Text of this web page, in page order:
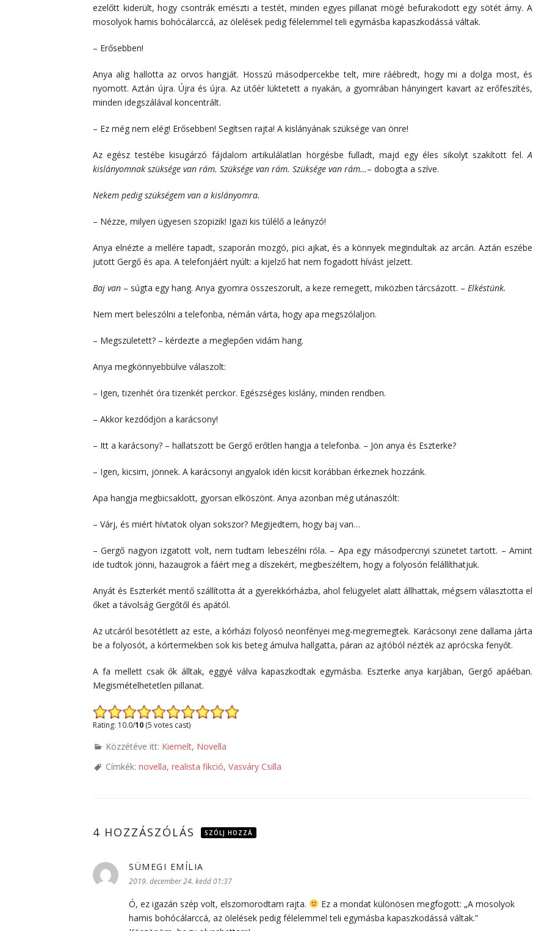
ezelőtt kiderült, hogy csontrák emészti a testét, minden egyes pillanat mögé befurakodott egy sötét árny. A
mosolyok hamis bohócálarccá, az ölelések pedig félelemmel teli egymásba kapaszkodássá váltak.
– Erősebben!
Anya alig hallotta az orvos hangját. Hosszú másodpercekbe telt, mire ráébredt, hogy mi a dolga most, és
nyomott. Aztán újra. Újra és újra. Az ütőér lüktetett a nyakán, a gyomrában hányingert kavart az erőfeszítés,
minden idegszálával koncentrált.
– Ez még nem elég! Erősebben! Segítsen rajta! A kislányának szüksége van önre!
Az egész testébe kisugárzó fájdalom artikulálatlan hörgésbe fulladt, majd egy éles sikolyt szakított fel.A
kislányomnak szüksége van rám. Szüksége van rám. Szüksége van rám…– dobogta a szíve.
Nekem pedig szükségem van a kislányomra.
– Nézze, milyen ügyesen szopizik! Igazi kis túlélő a leányzó!
Anya elnézte a mellére tapadt, szaporán mozgó, pici ajkat, és a könnyek megindultak az arcán. Aztán eszébe
jutott Gergő és apa. A telefonjáért nyúlt: a kijelző hat nem fogadott hívást jelzett.
Baj van – súgta egy hang. Anya gyomra összeszorult, a keze remegett, miközben tárcsázott. – Elkéstünk.
Nem mert beleszólni a telefonba, némán várta, hogy apa megszólaljon.
– Megszületett? – kérdezte a meglepően vidám hang.
Anya megkönnyebbülve válaszolt:
– Igen, tizenhét óra tizenkét perckor. Egészséges kislány, minden rendben.
– Akkor kezdődjön a karácsony!
– Itt a karácsony? – hallatszott be Gergő erőtlen hangja a telefonba. – Jön anya és Eszterke?
– Igen, kicsim, jönnek. A karácsonyi angyalok idén kicsit korábban érkeznek hozzánk.
Apa hangja megbicsaklott, gyorsan elköszönt. Anya azonban még utánaszólt:
– Várj, és miért hívtatok olyan sokszor? Megijedtem, hogy baj van…
– Gergő nagyon izgatott volt, nem tudtam lebeszélni róla. – Apa egy másodpercnyi szünetet tartott. – Amint
ide tudtok jönni, hazaugrok a fáért meg a díszekért, megbeszéltem, hogy a folyosón felállíthatjuk.
Anyát és Eszterkét mentő szállította át a gyerekkórházba, ahol felügyelet alatt állhattak, mégsem választotta el
őket a távolság Gergőtől és apától.
Az utcáról besötétlett az este, a kórházi folyosó neonfényei meg-megremegtek. Karácsonyi zene dallama járta
be a folyosót, a kórtermekben sok kis beteg ámulva hallgatta, páran az ajtóból nézték az aprócska fenyőt.
A fa mellett csak ők álltak, eggyé válva kapaszkodtak egymásba. Eszterke anya karjában, Gergő apáéban.
Megismételhetetlen pillanat.
Rating: 10.0/10 (5 votes cast)
Közzétéve itt: Kiemelt, Novella
Címkék: novella, realista fikció, Vasváry Csilla
4 HOZZÁSZÓLÁS SZÓLJ HOZZÁ
SÜMEGI EMÍLIA
2019. december 24. kedd 01:37
Ó, ez igazán szép volt, elszomorodtam rajta.
Ez a mondat különösen megfogott: „A mosolyok
hamis bohócálarccá, az ölelések pedig félelemmel teli egymásba kapaszkodássá váltak.”